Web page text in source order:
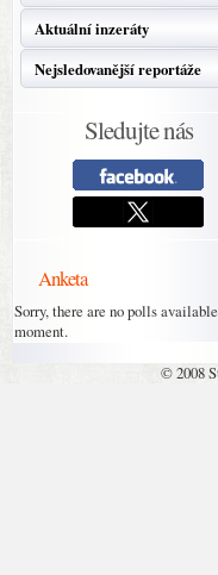
Aktuální inzeráty
Nejsledovanější reportáže
Sledujte nás
Anketa
Sorry, there are no polls
moment.
© 2008